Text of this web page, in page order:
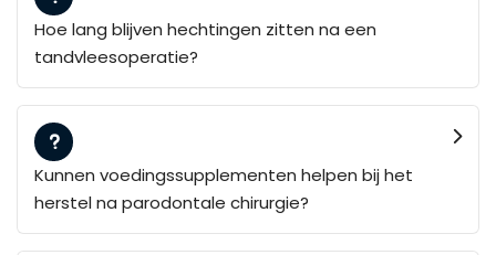
Hoe lang blijven hechtingen zitten na een
tandvleesoperatie?
Kunnen voedingssupplementen helpen bij het
herstel na parodontale chirurgie?